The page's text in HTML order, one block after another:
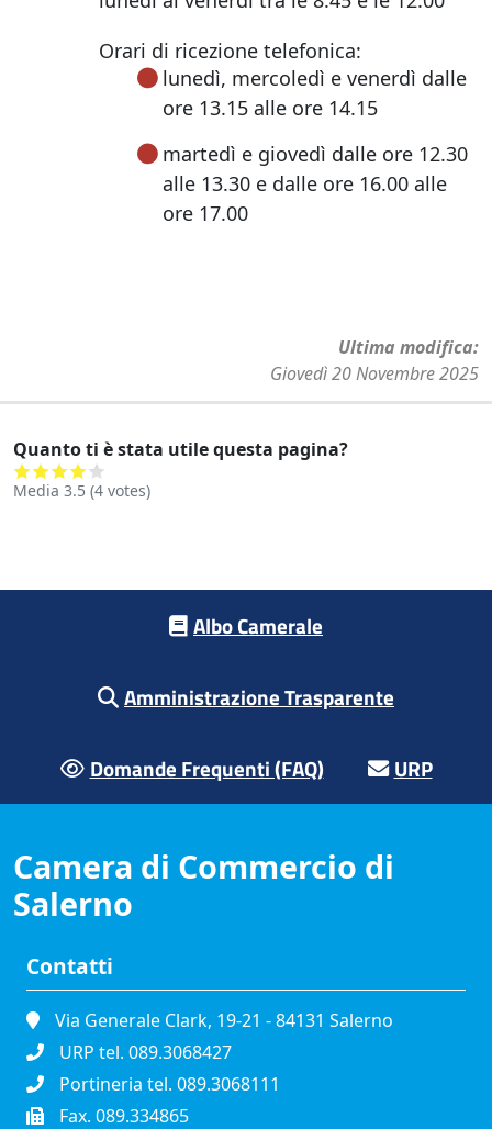
Orari di ricezione telefonica:
lunedì, mercoledì e venerdì dalle
ore 13.15 alle ore 14.15
martedì e giovedì dalle ore 12.30
alle 13.30 e dalle ore 16.00 alle
ore 17.00
Ultima modifica
Giovedì 20 Novembre 2025
Quanto ti è stata utile questa pagina?
Media 3.5 (4 votes)
Albo Camerale
Amministrazione Trasparente
Domande Frequenti (FAQ) URP
Camera di Commercio di
Salerno
Contatti
Via Generale Clark, 19-21 - 84131 Salerno
URP tel. 089.3068427
Portineria tel. 089.3068111
Fax. 089.334865